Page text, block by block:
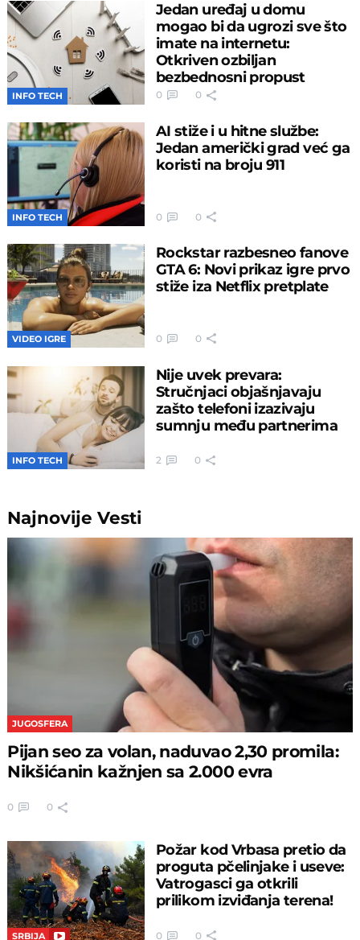
INFO TECH
Jedan uređaj u domu
mogao bi da ugrozi sve što
imate na internetu:
Otkriven ozbiljan
bezbednosni propust
0 0
INFO TECH
AI stiže i u hitne službe:
Jedan američki grad već ga
koristi na broju 911
0 0
VIDEO IGRE
Rockstar razbesneo fanove
GTA 6: Novi prikaz igre prvo
stiže iza Netflix pretplate
0 0
INFO TECH
Nije uvek prevara:
Stručnjaci objašnjavaju
zašto telefoni izazivaju
sumnju među partnerima
2 0
NajnovijeVesti
JUGOSFERA
Pijan seo za volan, naduvao 2,30 promila:
Nikšićanin kažnjen sa 2.000 evra
0 0
SRBIJA
Požar kod Vrbasa pretio da
proguta pčelinjake i useve:
Vatrogasci ga otkrili
prilikom izviđanja terena!
0 0